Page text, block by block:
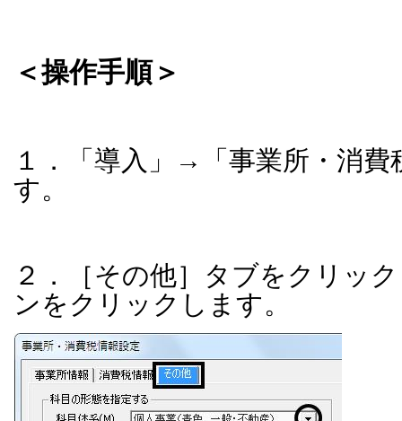
＜操作手順＞
１．「導入」→「事業所・消費
す。
２．［その他］タブをクリッ
ンをクリックします。